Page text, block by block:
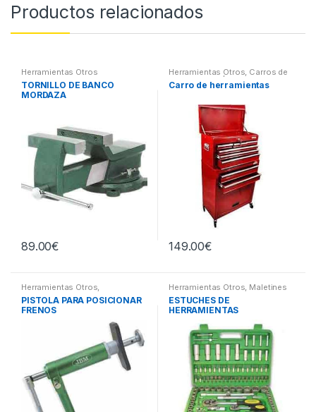
Productos relacionados
Herramientas Otros
TORNILLO DE BANCO
MORDAZA
89.00€
Herramientas Otros, Carros de
Herramientas | Bancos
Carro de herramientas
149.00€
Herramientas Otros,
Herramientas Frenos y
Refrigeración
PISTOLA PARA POSICIONAR
FRENOS
Herramientas Otros, Maletines
Herramientas, Extractores,
Compresímetros, otros
ESTUCHES DE
HERRAMIENTAS